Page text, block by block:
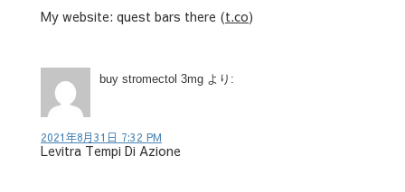
My website: quest bars there (t.co)
buy stromectol 3mg より:
2021年8月31日 7:32 PM
Levitra Tempi Di Azione